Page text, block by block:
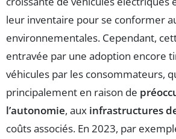
leur inventaire pour se conformer
environnementales. Cependant,
entravée par une adoption encore
véhicules par les consommateurs,
principalement en raison de
l’autonomie, aux infrastructures
coûts associés. En 2023, par